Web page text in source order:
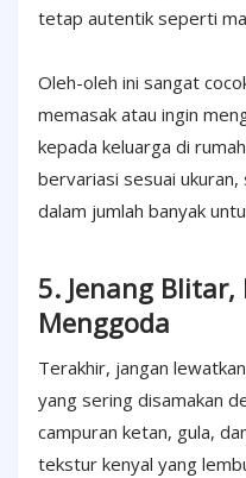
tetap autentik seperti
Oleh-oleh ini sangat
memasak atau ingin
kepada keluarga di
bervariasi sesuai
dalam jumlah banyak
5. Jenang
Menggoda
Terakhir, jangan
yang sering disamakan
campuran ketan, gula,
tekstur kenyal yang